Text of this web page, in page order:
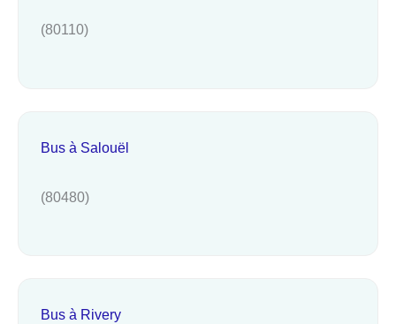
(80110)
Bus à Salouël
(80480)
Bus à Rivery